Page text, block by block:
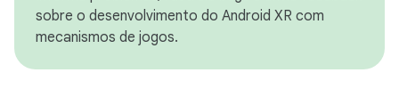
sobre o desenvolvimento do Android XR com
mecanismos de jogos.